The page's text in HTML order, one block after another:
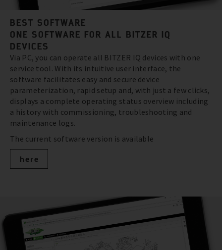
BEST SOFTWARE
ONE SOFTWARE FOR ALL BITZER IQ
DEVICES
Via PC, you can operate all BITZER IQ devices with one
service tool. With its intuitive user interface, the
software facilitates easy and secure device
parameterization, rapid setup and, with just a few clicks,
displays a complete operating status overview including
a history with commissioning, troubleshooting and
maintenance logs.
The current software version is available
here